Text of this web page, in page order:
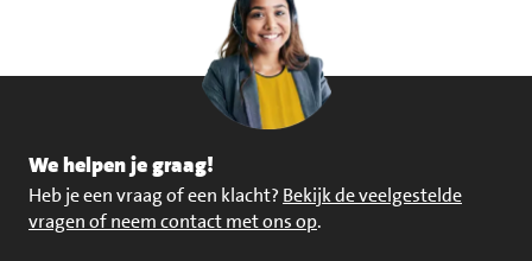
We helpen je graag!
Heb je een vraag of een klacht? Bekijk de veelgestelde
vragen of neem contact met ons op.